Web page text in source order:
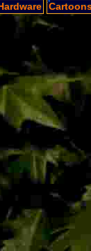
Hardware